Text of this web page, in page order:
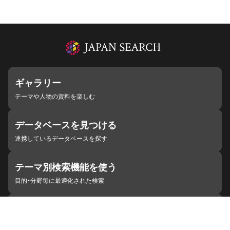
ギャラリー
テーマや人物の資料を楽しむ
データベースを見つける
連携しているデータベースを探す
テーマ別検索機能を使う
目的・分野毎に最適化された検索